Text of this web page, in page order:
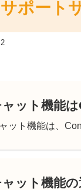
サポート
ャット機能
ット機能は、
ャット機能